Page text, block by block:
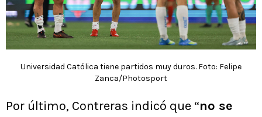
Universidad Católica tiene partidos muy duros. Foto: Felipe
Zanca/Photosport
Por último, Contreras indicó que “no se